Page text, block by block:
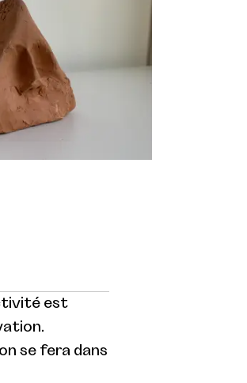
est
se fera dans